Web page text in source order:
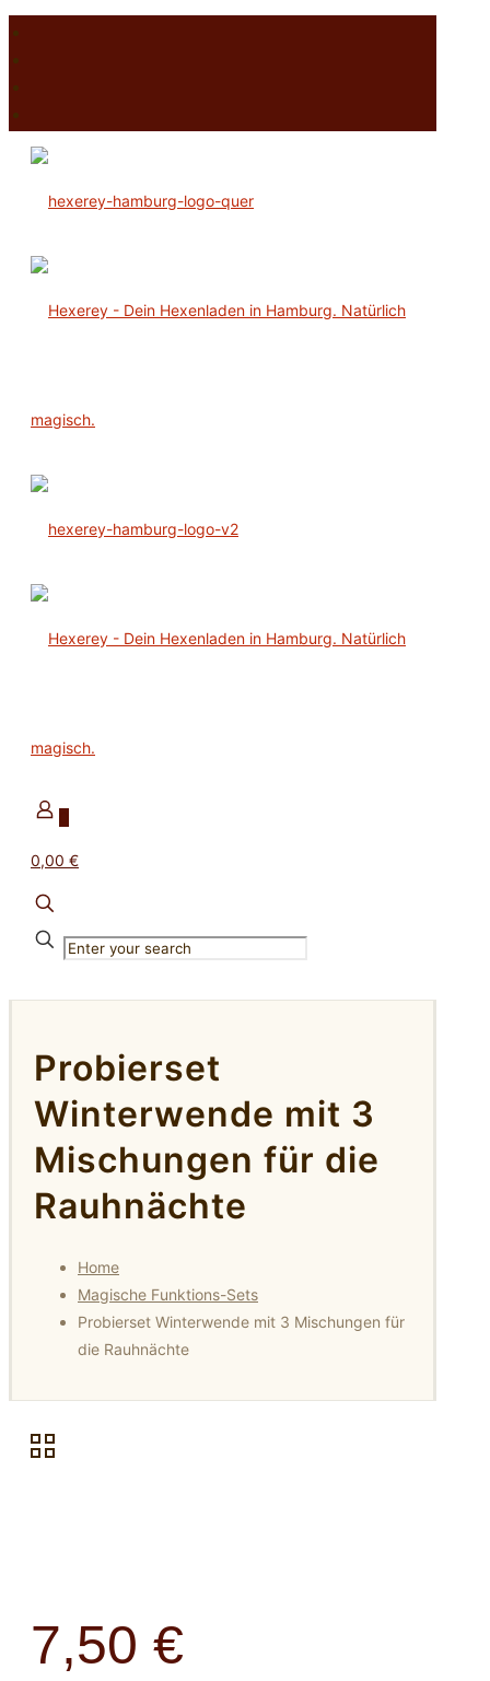
0,00 €
Probierset
Winterwende mit 3
Mischungen für die
Rauhnächte
Home
Magische Funktions-Sets
Probierset Winterwende mit 3 Mischungen für
die Rauhnächte
7,50 €